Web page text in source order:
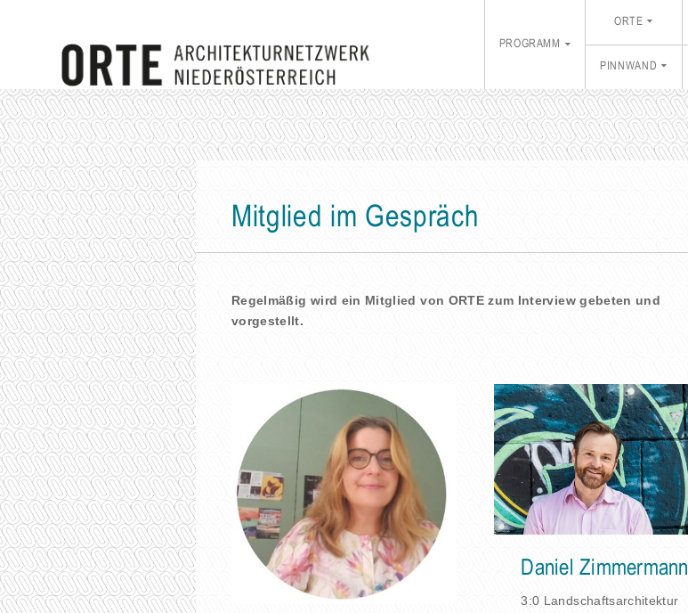
PROGRAMM
ORTE
PINNWAND
Mitglied im Gespräch
Regelmäßig wird ein Mitglied von ORTE zum Interview gebeten und
vorgestellt.
Daniel Zimmermann
3:0 Landschaftsarchitektur